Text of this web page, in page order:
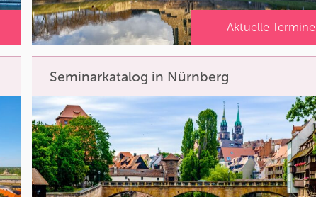
Aktuelle Termine
Seminarkatalog in Nürnberg